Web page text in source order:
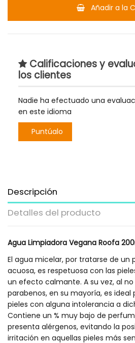
Añadir a la
Calificaciones y
los clientes
Nadie ha efectuado una
en este idioma
Puntúalo
Descripción
Detalles del producto
Agua Limpiadora Vegana Roofa
El agua micelar, por tratarse de un
acuosa, es respetuosa con las
un efecto calmante. A su vez, al
parabenos, en su mayoría, es
pieles con alguna intolerancia a
Contiene un % muy bajo de
presenta alérgenos, evitando la
irritación en aquellas pieles más